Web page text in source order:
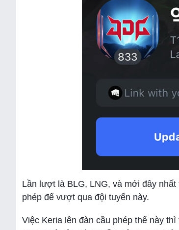
Lần lượt là BLG, LNG, và mới đây
phép để vượt qua đội tuyển này.
Việc Keria lên đàn cầu phép thế này